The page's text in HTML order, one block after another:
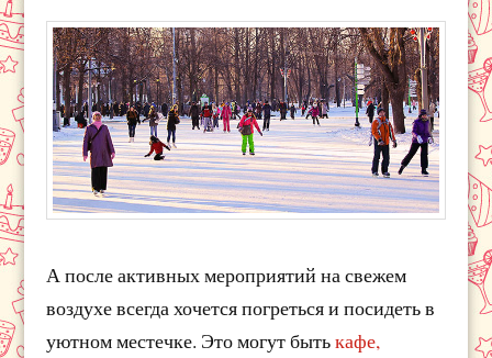
А после активных мероприятий на свежем
воздухе всегда хочется погреться и посидеть в
уютном местечке. Это могут бытькафе,